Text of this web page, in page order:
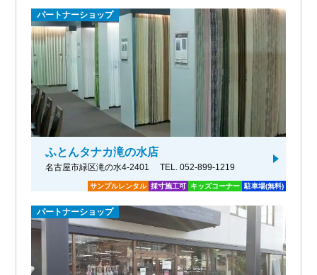
パートナーショップ
ふとんタナカ滝の水店
名古屋市緑区滝の水4-2401 TEL. 052-899-1219
サンプルレンタル 採寸施工可 キッズコーナー 駐車場(無料)
パートナーショップ